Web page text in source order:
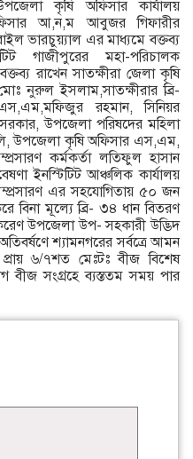
কৃষি অফিসার কার্যালয়
আ,ন,ম আবুজর গিফারীর
ভারচুয়্যাল এর মাধ্যমে বক্তব্য
গাজীপুরের মহা-পরিচালক
রাখেন সাতক্ষীরা জেলা কৃষি
নুরুল ইসলাম,সাতক্ষীরার ব্রি-
রহমান, সিনিয়র
উপজেলা পরিষদের মহিলা
উপজেলা কৃষি অফিসার এস,এম,
কর্মকর্তা লতিফুল হাসান
ইনস্টিটিট আঞ্চলিক কার্যালয়
এর সহযোগিতায় ৫০ জন
বিনা মূল্যে ব্রি- ৩৪ ধান বিতরণ
উপজেলা উপ- সহকারী উদ্ভিদ
শ্যামনগরের সর্বত্রে আমন
৬/৭শত মেঃটঃ বীজ বিশেষ
বীজ সংগ্রহে ব্যস্ততম সময় পার